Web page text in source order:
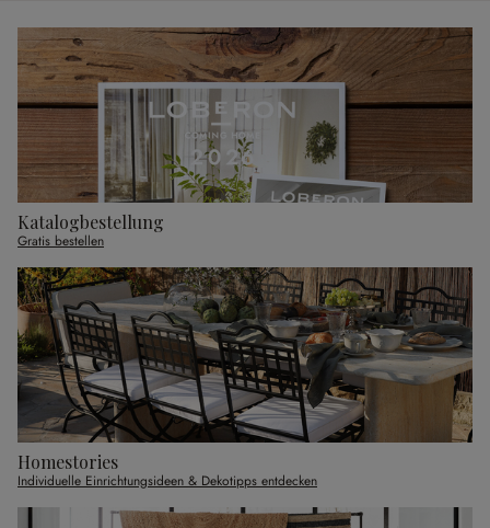
Katalogbestellung
Gratis bestellen
Homestories
Individuelle Einrichtungsideen & Dekotipps entdecken